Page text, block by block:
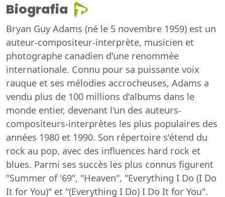
Biografia
Bryan Guy Adams (né le 5 novembre 1959) est un
auteur-compositeur-interprète, musicien et
photographe canadien d'une renommée
internationale. Connu pour sa puissante voix
rauque et ses mélodies accrocheuses, Adams a
vendu plus de 100 millions d'albums dans le
monde entier, devenant l'un des auteurs-
compositeurs-interprètes les plus populaires des
années 1980 et 1990. Son répertoire s'étend du
rock au pop, avec des influences hard rock et
blues. Parmi ses succès les plus connus figurent
"Summer of '69", "Heaven", "Everything I Do (I Do
It for You)" et "(Everything I Do) I Do It for You".